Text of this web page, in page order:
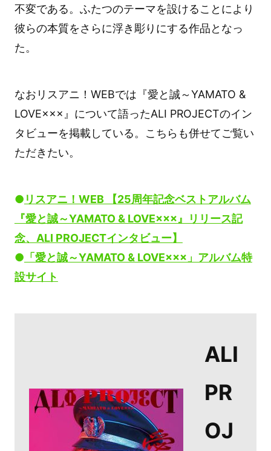
不変である。ふたつのテーマを設けることにより
彼らの本質をさらに浮き彫りにする作品となっ
た。
なおリスアニ！WEBでは『愛と誠～YAMATO &
LOVE×××』について語ったALI PROJECTのイン
タビューを掲載している。こちらも併せてご覧い
ただきたい。
● リスアニ！WEB 【25周年記念ベストアルバム
『愛と誠～YAMATO & LOVE×××』リリース記
念、ALI PROJECTインタビュー】
● 「愛と誠～YAMATO & LOVE×××」アルバム特
設サイト
ALI
PR
OJ